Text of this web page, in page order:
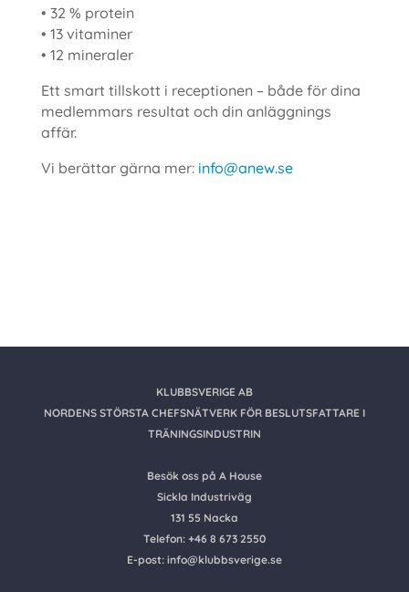
• 32 % protein
• 13 vitaminer
• 12 mineraler
Ett smart tillskott i receptionen – både för dina
medlemmars resultat och din anläggnings
affär.
Vi berättar gärna mer: info@anew.se
KLUBBSVERIGE AB
NORDENS STÖRSTA CHEFSNÄTVERK FÖR BESLUTSFATTARE I
TRÄNINGSINDUSTRIN
Besök oss på A House
Sickla Industriväg
131 55 Nacka
Telefon: +46 8 673 2550
E-post: info@klubbsverige.se